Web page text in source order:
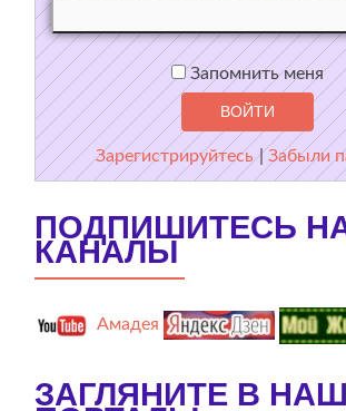
Запомнить меня
Зарегистрируйтесь |Забыли
ПОДПИШИТЕСЬ
КАНАЛЫ
Амадея
ЗАГЛЯНИТЕ В